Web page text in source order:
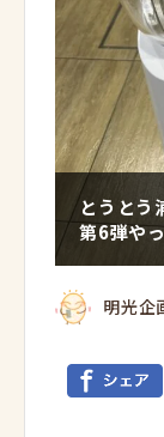
とうとう
第6弾や
明光企